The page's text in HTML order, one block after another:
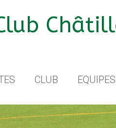
CLUB EQUIPES